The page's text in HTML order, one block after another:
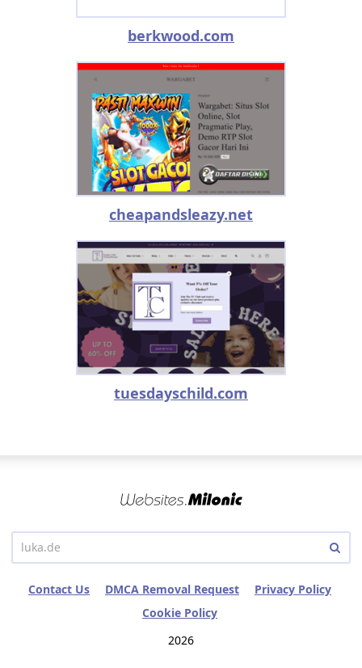
berkwood.com
cheapandsleazy.net
tuesdayschild.com
Contact Us DMCA Removal Request
Privacy Policy
Cookie Policy
2026